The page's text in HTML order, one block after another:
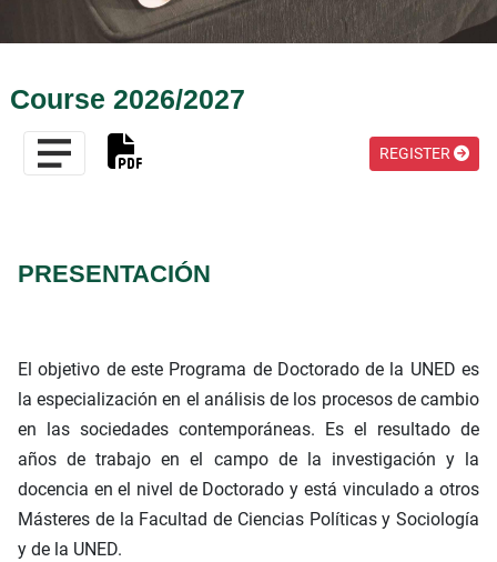
Course 2026/2027
REGISTER
PRESENTACIÓN
El objetivo de este Programa de Doctorado de la UNED es
la especialización en el análisis de los procesos de cambio
en las sociedades contemporáneas. Es el resultado de
años de trabajo en el campo de la investigación y la
docencia en el nivel de Doctorado y está vinculado a otros
Másteres de la Facultad de Ciencias Políticas y Sociología
y de la UNED.